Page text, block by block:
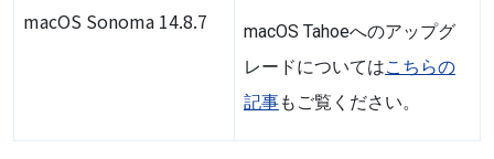
macOS Sonoma 14.8.7
macOS Tahoeへのアップグ
レードについてはこちらの
記事もご覧ください。